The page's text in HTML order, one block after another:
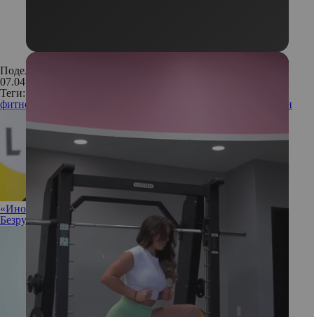
Поделиться:
07.04.2019
Теги:
фитнес
домашние тренеровки
«Иногда полезно разрешить себе ничего не делать»: Ирина
Безрукова не против прокрастинации